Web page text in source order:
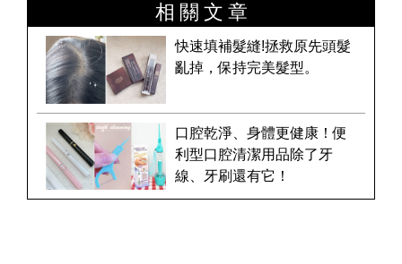
相關文章
快速填補髮縫!拯救原先頭髮
亂掉，保持完美髮型。
口腔乾淨、身體更健康！便
利型口腔清潔用品除了牙
線、牙刷還有它！